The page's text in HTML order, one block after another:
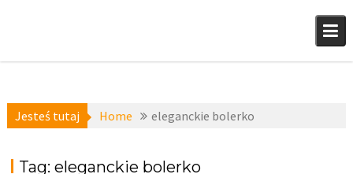
Jesteś tutaj Home eleganckie bolerko
Tag:eleganckie bolerko